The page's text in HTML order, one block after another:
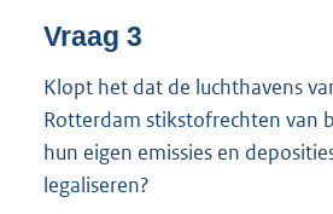
Vraag 3
Klopt het dat de luchthavens
Rotterdam stikstofrechten van
hun eigen emissies en
legaliseren?